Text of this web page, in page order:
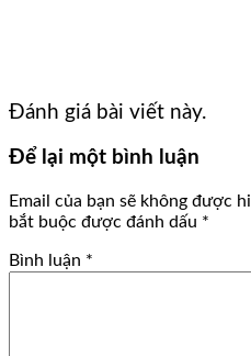
Đánh giá bài viết này.
Để lại một bình luận
Email của bạn sẽ không được
bắt buộc được đánh dấu *
Bình luận *